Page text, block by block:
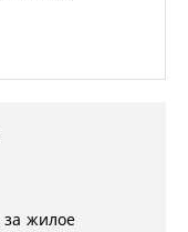
жилое